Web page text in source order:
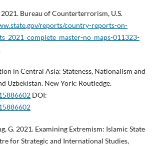
Bureau of Counterterrorism, U.S.
reports/country-reports-on-
no_maps-011323-
in Central Asia: Stateness, Nationalism and
Uzbekistan. New York: Routledge.
DOI:
G. 2021. Examining Extremism: Islamic State
for Strategic and International Studies,